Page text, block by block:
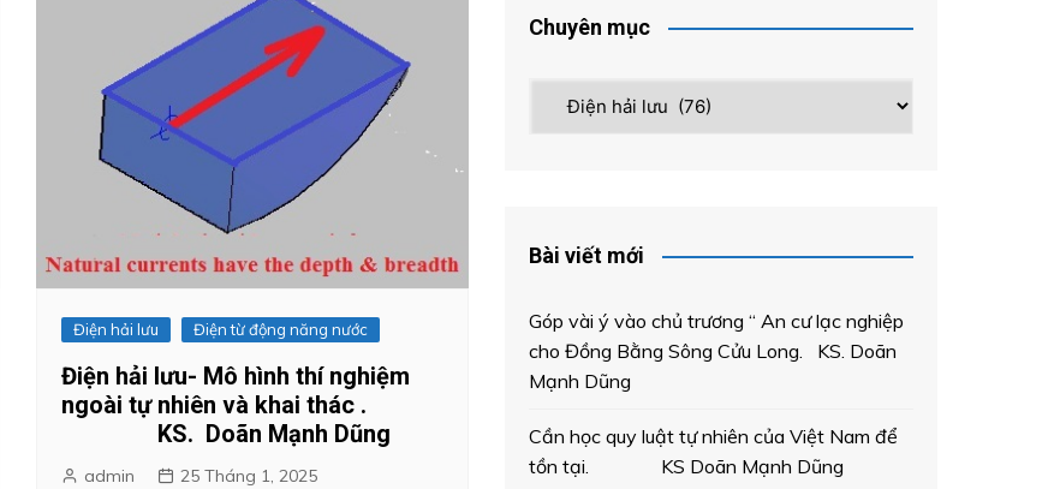
Điện hải lưu Điện từ động năng nước
Điện hải lưu- Mô hình thí nghiệm
ngoài tự nhiên và khai thác .
KS. Doãn Mạnh Dũng
admin 25 Tháng 1, 2025
Chuyên mục
Bài viết mới
Góp vài ý vào chủ trương “ An cư lạc nghiệp
cho Đồng Bằng Sông Cửu Long. KS. Doãn
Mạnh Dũng
Cần học quy luật tự nhiên của Việt Nam để
tồn tại. KS Doãn Mạnh Dũng